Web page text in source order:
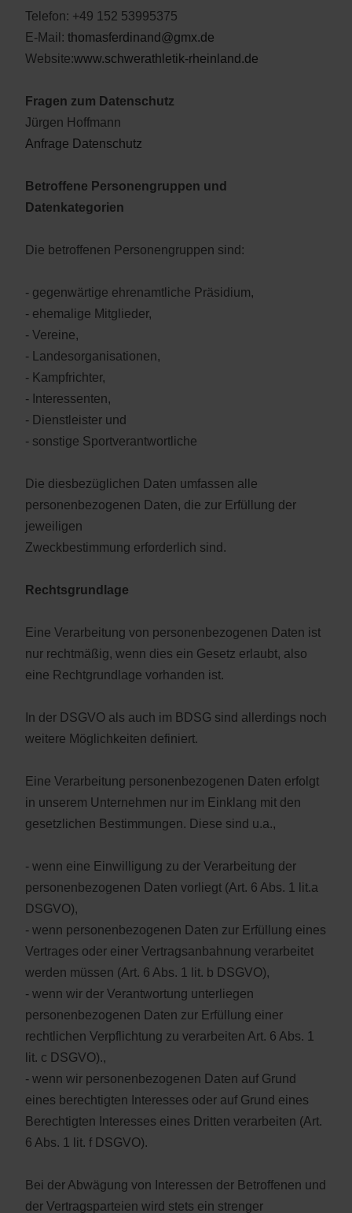
Telefon: +49 152 53995375
E-Mail: thomasferdinand@gmx.de
Website:www.schwerathletik-rheinland.de
Fragen zum Datenschutz
Jürgen Hoffmann
Anfrage Datenschutz
Betroffene Personengruppen und
Datenkategorien
Die betroffenen Personengruppen sind:
- gegenwärtige ehrenamtliche Präsidium,
- ehemalige Mitglieder,
- Vereine,
- Landesorganisationen,
- Kampfrichter,
- Interessenten,
- Dienstleister und
- sonstige Sportverantwortliche
Die diesbezüglichen Daten umfassen alle
personenbezogenen Daten, die zur Erfüllung der
jeweiligen
Zweckbestimmung erforderlich sind.
Rechtsgrundlage
Eine Verarbeitung von personenbezogenen Daten ist
nur rechtmäßig, wenn dies ein Gesetz erlaubt, also
eine Rechtgrundlage vorhanden ist.
In der DSGVO als auch im BDSG sind allerdings noch
weitere Möglichkeiten definiert.
Eine Verarbeitung personenbezogenen Daten erfolgt
in unserem Unternehmen nur im Einklang mit den
gesetzlichen Bestimmungen. Diese sind u.a.,
- wenn eine Einwilligung zu der Verarbeitung der
personenbezogenen Daten vorliegt (Art. 6 Abs. 1 lit.a
DSGVO),
- wenn personenbezogenen Daten zur Erfüllung eines
Vertrages oder einer Vertragsanbahnung verarbeitet
werden müssen (Art. 6 Abs. 1 lit. b DSGVO),
- wenn wir der Verantwortung unterliegen
personenbezogenen Daten zur Erfüllung einer
rechtlichen Verpflichtung zu verarbeiten Art. 6 Abs. 1
lit. c DSGVO).,
- wenn wir personenbezogenen Daten auf Grund
eines berechtigten Interesses oder auf Grund eines
Berechtigten Interesses eines Dritten verarbeiten (Art.
6 Abs. 1 lit. f DSGVO).
Bei der Abwägung von Interessen der Betroffenen und
der Vertragsparteien wird stets ein strenger